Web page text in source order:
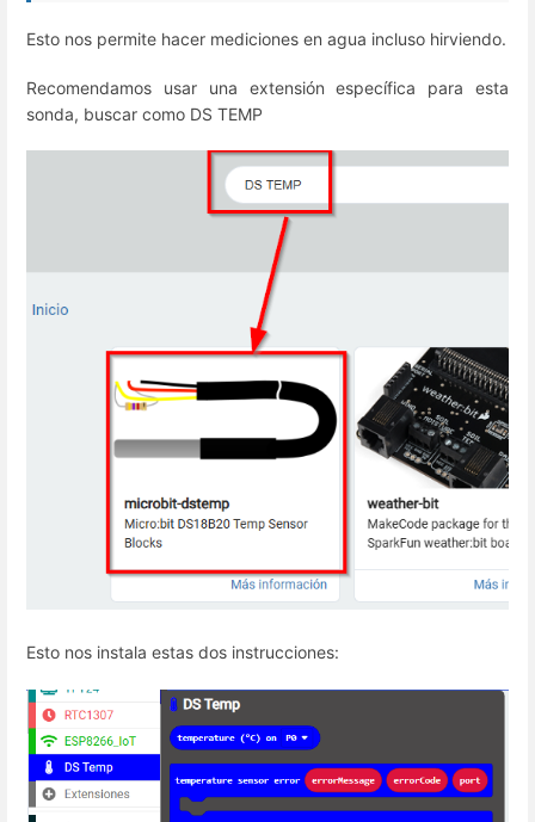
Esto nos permite hacer mediciones en agua incluso hirviendo.
Recomendamos usar una extensión específica para esta
sonda, buscar como DS TEMP
Esto nos instala estas dos instrucciones: